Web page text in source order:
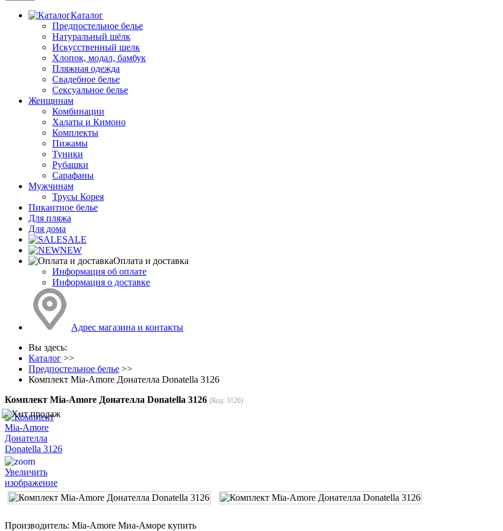
Каталог
Предпостельное белье
Натуральный шёлк
Искусственный шелк
Хлопок, модал, бамбук
Пляжная одежда
Свадебное белье
Сексуальное белье
Женщинам
Комбинации
Халаты и Кимоно
Комплекты
Пижамы
Туники
Рубашки
Сарафаны
Мужчинам
Трусы Корея
Пикантное белье
Для пляжа
Для дома
SALE
NEW
Оплата и доставка
Информация об оплате
Информация о доставке
Адрес магазина и контакты
Вы здесь:
Каталог >>
Предпостельное белье >>
Комплект Mia-Amore Донателла Donatella 3126
Комплект Mia-Amore Донателла Donatella 3126 (Код: 3126)
Увеличить
изображение
Производитель: Mia-Amore Миа-Аморе купить